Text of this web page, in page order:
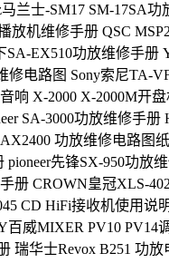
马兰士-SM17 SM-17SA功
放机维修手册 QSC
SA-EX510功放维修手册
修电路图 Sony索尼TA-
响 X-2000 X-2000M开
SA-3000功放维修手册
AX2400 功放维修电路图纸
pioneer先锋SX-950功放
册 CROWN皇冠XLS-
CD HiFi接收机使用说
百威MIXER PV10 PV14
瑞华士Revox B251 功放